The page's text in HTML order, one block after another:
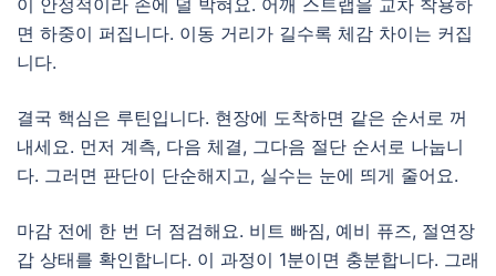
이 안정적이라 손에 덜 박혀요. 어깨 스트랩을 교차 착용하
면 하중이 퍼집니다. 이동 거리가 길수록 체감 차이는 커집
니다.
결국 핵심은 루틴입니다. 현장에 도착하면 같은 순서로 꺼
내세요. 먼저 계측, 다음 체결, 그다음 절단 순서로 나눕니
다. 그러면 판단이 단순해지고, 실수는 눈에 띄게 줄어요.
마감 전에 한 번 더 점검해요. 비트 빠짐, 예비 퓨즈, 절연장
갑 상태를 확인합니다. 이 과정이 1분이면 충분합니다. 그래